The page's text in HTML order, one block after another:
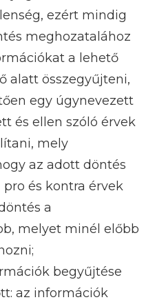
ezért mindig
meghozatalához
a lehető
alatt összegyűjteni,
egy úgynevezett
és ellen szóló érvek
mely
az adott döntés
és kontra érvek
a
melyet minél előbb
begyűjtése
az információk